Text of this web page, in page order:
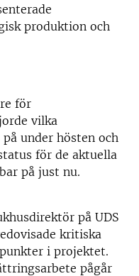
produktion och
för
vilka
under hösten och
för de aktuella
på just nu.
på UDS
kritiska
i projektet.
pågår